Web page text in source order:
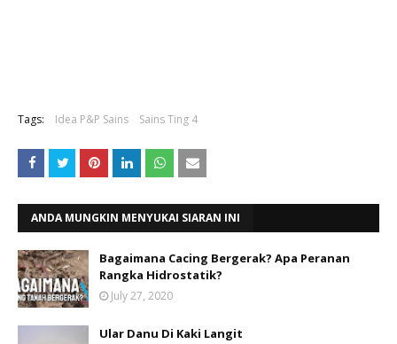
Tags: Idea P&P Sains Sains Ting 4
ANDA MUNGKIN MENYUKAI SIARAN INI
Bagaimana Cacing Bergerak? Apa Peranan
Rangka Hidrostatik?
July 27, 2020
Ular Danu Di Kaki Langit